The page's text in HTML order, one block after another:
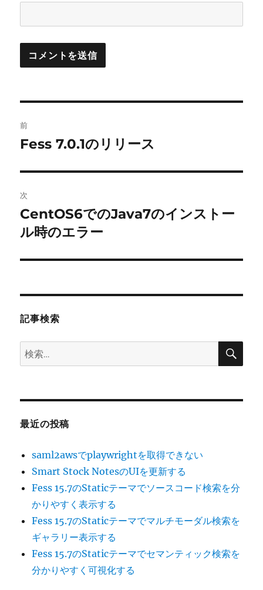
稿
ビ
ゲ
ー
シ
ン
前
前
投
稿:
Fess 7.0.1のリリース
次
次
の
稿:
CentOS6でのJava7のインストー
ル時のエラー
記事検索
検
索:
検
最近の投稿
saml2awsでplaywrightを取得できない
Smart Stock NotesのUIを更新する
Fess 15.7のStaticテーマでソースコード検索を分
かりやすく表示する
Fess 15.7のStaticテーマでマルチモーダル検索を
ギャラリー表示する
Fess 15.7のStaticテーマでセマンティック検索を
分かりやすく可視化する